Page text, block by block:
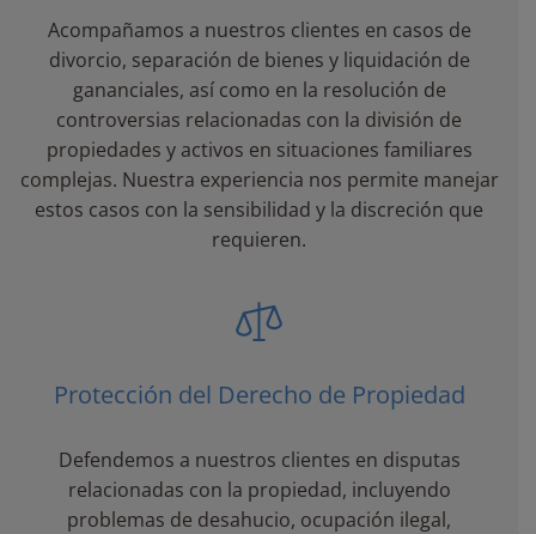
Acompañamos a nuestros clientes en casos de
divorcio, separación de bienes y liquidación de
gananciales, así como en la resolución de
controversias relacionadas con la división de
propiedades y activos en situaciones familiares
complejas. Nuestra experiencia nos permite manejar
estos casos con la sensibilidad y la discreción que
requieren.
Protección del Derecho de Propiedad
Defendemos a nuestros clientes en disputas
relacionadas con la propiedad, incluyendo
problemas de desahucio, ocupación ilegal,